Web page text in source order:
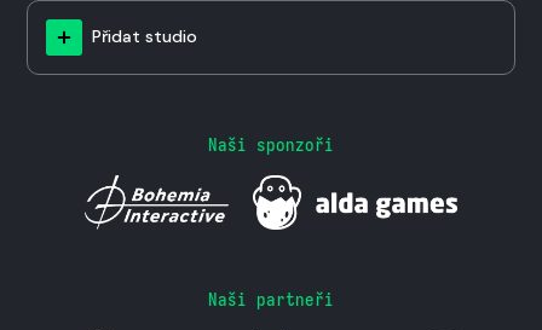
Přidat studio
Naši sponzoři
Naši partneři